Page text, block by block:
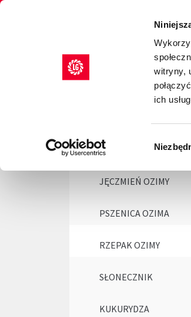
witryny,
ich
zgody
Limagrain europejski lider w
NASIONA
JĘCZMIEŃ JARY
JĘCZMIEŃ OZIMY
PSZENICA OZIMA
RZEPAK OZIMY
SŁONECZNIK
KUKURYDZA